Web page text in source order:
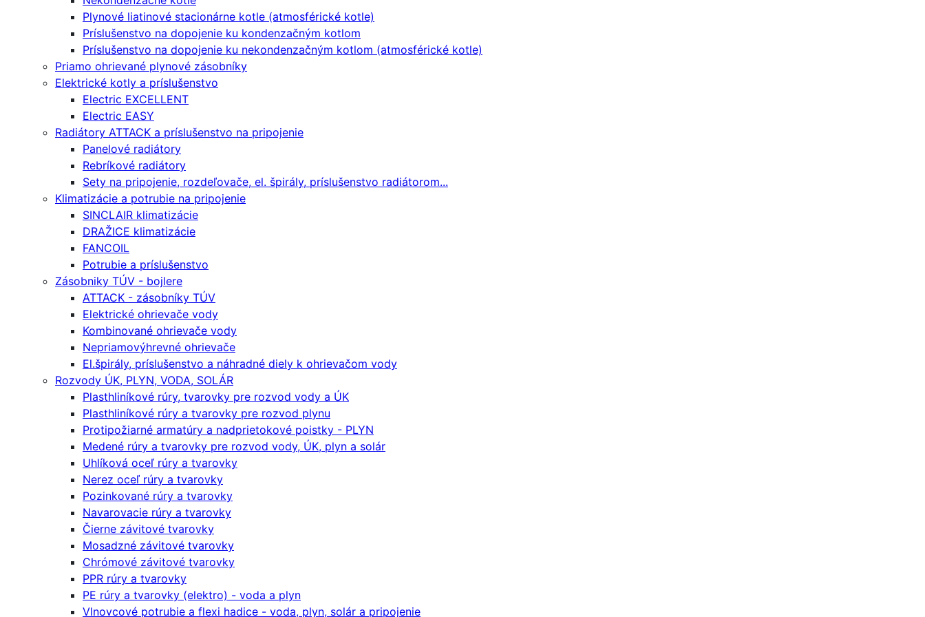
Plynové liatinové stacionárne kotle (atmosférické kotle)
Príslušenstvo na dopojenie ku kondenzačným kotlom
Príslušenstvo na dopojenie ku nekondenzačným kotlom (atmosférické kotle)
Priamo ohrievané plynové zásobníky
Elektrické kotly a príslušenstvo
Electric EXCELLENT
Electric EASY
Radiátory ATTACK a príslušenstvo na pripojenie
Panelové radiátory
Rebríkové radiátory
Sety na pripojenie, rozdeľovače, el. špirály, príslušenstvo radiátorom...
Klimatizácie a potrubie na pripojenie
SINCLAIR klimatizácie
DRAŽICE klimatizácie
FANCOIL
Potrubie a príslušenstvo
Zásobniky TÚV - bojlere
ATTACK - zásobníky TÚV
Elektrické ohrievače vody
Kombinované ohrievače vody
Nepriamovýhrevné ohrievače
El.špirály, príslušenstvo a náhradné diely k ohrievačom vody
Rozvody ÚK, PLYN, VODA, SOLÁR
Plasthliníkové rúry, tvarovky pre rozvod vody a ÚK
Plasthliníkové rúry a tvarovky pre rozvod plynu
Protipožiarné armatúry a nadprietokové poistky - PLYN
Medené rúry a tvarovky pre rozvod vody, ÚK, plyn a solár
Uhlíková oceľ rúry a tvarovky
Nerez oceľ rúry a tvarovky
Pozinkované rúry a tvarovky
Navarovacie rúry a tvarovky
Čierne závitové tvarovky
Mosadzné závitové tvarovky
Chrómové závitové tvarovky
PPR rúry a tvarovky
PE rúry a tvarovky (elektro) - voda a plyn
Vlnovcové potrubie a flexi hadice - voda, plyn, solár a pripojenie